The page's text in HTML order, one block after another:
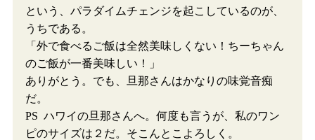
という、パラダイムチェンジを起こしているのが、
うちである。
「外で食べるご飯は全然美味しくない！ちーちゃん
のご飯が一番美味しい！」
ありがとう。でも、旦那さんはかなりの味覚音痴
だ。
PS ハワイの旦那さんへ。何度も言うが、私のワン
ピのサイズは２だ。そこんとこよろしく。